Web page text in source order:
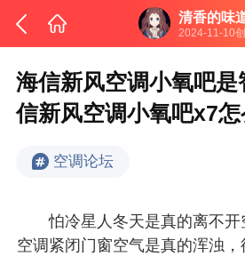
清香的味
2024-11-10
海信新风空调小氧吧
信新风空调小氧吧x7
空调论坛
怕冷星人冬天是真的离不开
空调紧闭门窗空气是真的浑浊